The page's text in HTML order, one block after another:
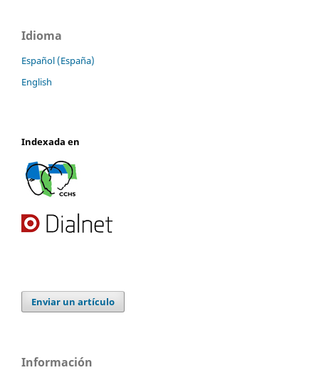
Idioma
Español (España)
English
Indexada en
Enviar un artículo
Información